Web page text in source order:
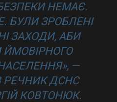
НЕМАЄ.
БУЛИ ЗРОБЛЕНІ
ЗАХОДИ, АБИ
—
РЕЧНИК ДСНС
КОВТОНЮК.